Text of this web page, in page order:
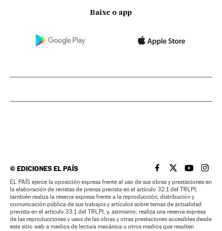
Baixe o app
©EDICIONES EL PAÍS EL PAÍS BRASIL EN
EL PAÍSEL PAÍS
EL
EL PAÍS ejerce la oposición expresa frente al uso de sus obras y prestaciones en
la elaboración de revistas de prensa prevista en el artículo 32.1 del TRLPI;
también realiza la reserva expresa frente a la reproducción, distribución y
comunicación pública de sus trabajos y artículos sobre temas de actualidad
prevista en el artículo 33.1 del TRLPI; y, asimismo, realiza una reserva expresa
de las reproducciones y usos de las obras y otras prestaciones accesibles desde
este sitio web a medios de lectura mecánica u otros medios que resulten